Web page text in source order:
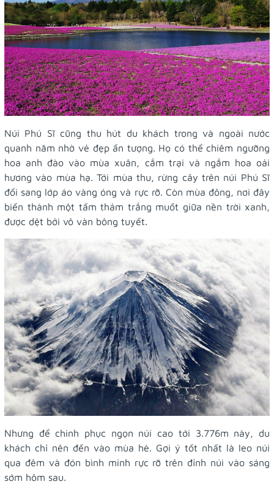
Núi Phú Sĩ cũng thu hút du khách trong và ngoài nước
quanh năm nhờ vẻ đẹp ấn tượng. Họ có thể chiêm ngưỡng
hoa anh đào vào mùa xuân, cắm trại và ngắm hoa oải
hương vào mùa hạ. Tới mùa thu, rừng cây trên núi Phú Sĩ
đổi sang lớp áo vàng óng và rực rỡ. Còn mùa đông, nơi đây
biến thành một tấm thảm trắng muốt giữa nền trời xanh,
được dệt bởi vô vàn bông tuyết.
Nhưng để chinh phục ngọn núi cao tới 3.776m này, du
khách chỉ nên đến vào mùa hè. Gợi ý tốt nhất là leo núi
qua đêm và đón bình minh rực rỡ trên đỉnh núi vào sáng
sớm hôm sau.